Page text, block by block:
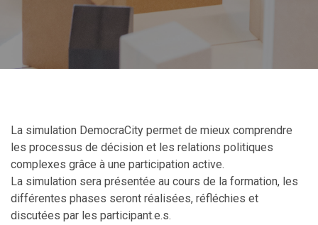
La simulation DemocraCity permet de mieux comprendre
les processus de décision et les relations politiques
complexes grâce à une participation active.
La simulation sera présentée au cours de la formation, les
différentes phases seront réalisées, réfléchies et
discutées par les participant.e.s.